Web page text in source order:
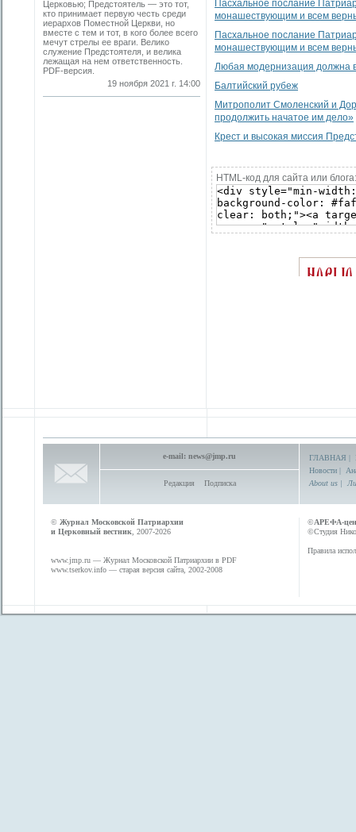
Церковью; Предстоятель — это тот,
кто принимает первую честь среди
иерархов Поместной Церкви, но
вместе с тем и тот, в кого более всего
мечут стрелы ее враги. Велико
служение Предстоятеля, и велика
лежащая на нем ответственность.
PDF-версия.
19 ноября 2021 г. 14:00
Пасхальное послание
монашествующим и всем
Пасхальное послание
монашествующим и всем
Любая модернизация должна
Балтийский рубеж
Митрополит Смоленский и
продолжить начатое им дело»
Крест и высокая миссия
HTML-код для сайта или блога:
e-mail: news@jmp.ru
Редакция Подписка
ГЛАВНАЯ |
Новости |
About us |
© Журнал Московской Патриархии
и Церковный вестник , 2007-2026
www.jmp.ru — Журнал Московской Патриархии в PDF
www.tserkov.info — старая версия сайта, 2002-2008
©АРЕФА-
©Студия
Правила